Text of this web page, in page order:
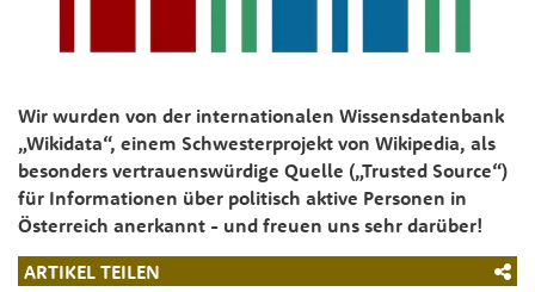
Wir wurden von der internationalen Wissensdatenbank
„Wikidata“, einem Schwesterprojekt von Wikipedia, als
besonders vertrauenswürdige Quelle („Trusted Source“)
für Informationen über politisch aktive Personen in
Österreich anerkannt - und freuen uns sehr darüber!
ARTIKEL TEILEN